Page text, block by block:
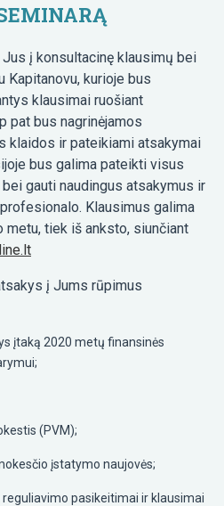
į konsultacinę klausimų bei
Kapitanovu, kurioje bus
klausimai ruošiant
pat bus nagrinėjamos
klaidos ir pateikiami atsakymai
bus galima pateikti visus
gauti naudingus atsakymus ir
Klausimus galima
tiek iš anksto, siunčiant
į Jums rūpimus
įtaką 2020 metų finansinės
(PVM);
įstatymo naujovės;
reguliavimo pasikeitimai ir klausimai